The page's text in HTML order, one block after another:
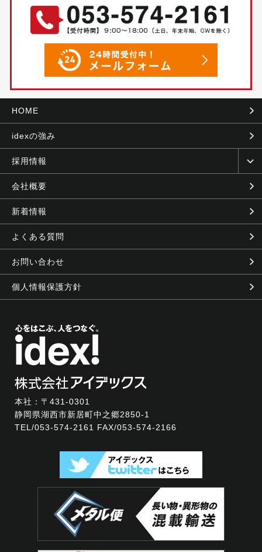
HOME
idexの強み
採用情報
会社概要
新着情報
よくある質問
お問い合わせ
個人情報保護方針
本社：〒431-0301
静岡県湖西市新居町中之郷2850-1
TEL/053-574-2161 FAX/053-574-2166